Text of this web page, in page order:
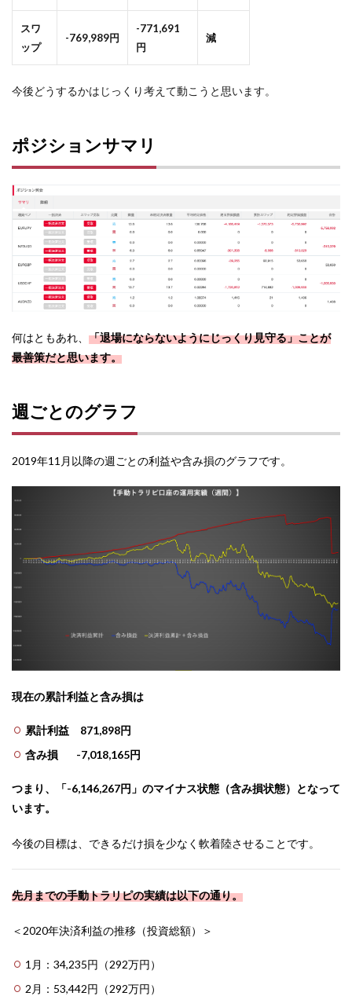
スワ
ップ
-769,989円
-771,691
円
減
今後どうするかはじっくり考えて動こうと思います。
ポジションサマリ
何はともあれ、 「退場にならないようにじっくり見守る」ことが
最善策だと思います。
週ごとのグラフ
2019年11月以降の週ごとの利益や含み損のグラフです。
現在の累計利益と含み損は
累計利益 871,898円
含み損 -7,018,165円
つまり、「-6,146,267円」のマイナス状態（含み損状態）となって
います。
今後の目標は、できるだけ損を少なく軟着陸させることです。
先月までの手動トラリピの実績は以下の通り。
＜2020年決済利益の推移（投資総額）＞
1月：34,235円（292万円）
2月：53,442円（292万円）